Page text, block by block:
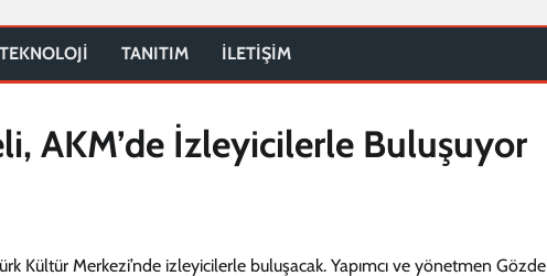
TEKNOLOJİ TANITIM İLETİŞİM
AKM’de İzleyicilerle Buluşuyor
Kültür Merkezi’nde izleyicilerle buluşacak. Yapımcı ve yönetmen Gözde